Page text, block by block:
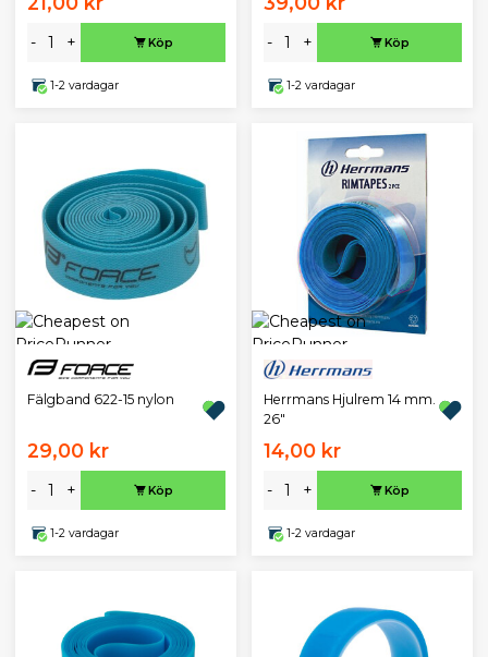
- + Köp
1-2 vardagar
- + Köp
1-2 vardagar
Fälgband 622-15 nylon
29,00 kr
- + Köp
1-2 vardagar
Herrmans Hjulrem 14 mm.
26"
14,00 kr
- + Köp
1-2 vardagar